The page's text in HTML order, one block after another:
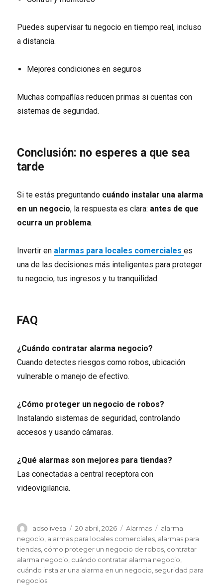
Puedes supervisar tu negocio en tiempo real, incluso
a distancia.
Mejores condiciones en seguros
Muchas compañías reducen primas si cuentas con
sistemas de seguridad.
Conclusión: no esperes a que sea
tarde
Si te estás preguntando cuándo instalar una alarma
en un negocio, la respuesta es clara: antes de que
ocurra un problema.
Invertir en alarmas para locales comerciales es
una de las decisiones más inteligentes para proteger
tu negocio, tus ingresos y tu tranquilidad.
FAQ
¿Cuándo contratar alarma negocio?
Cuando detectes riesgos como robos, ubicación
vulnerable o manejo de efectivo.
¿Cómo proteger un negocio de robos?
Instalando sistemas de seguridad, controlando
accesos y usando cámaras.
¿Qué alarmas son mejores para tiendas?
Las conectadas a central receptora con
videovigilancia.
Autor
adsolivesa
Publicado
el
20 abril, 2026 Categorías
Alarmas Etiquetas
alarma
negocio alarmas para locales comerciales alarmas para
tiendas cómo proteger un negocio de robos contratar
alarma negocio cuándo contratar alarma negocio
cuándo instalar una alarma en un negocio seguridad para
negocios